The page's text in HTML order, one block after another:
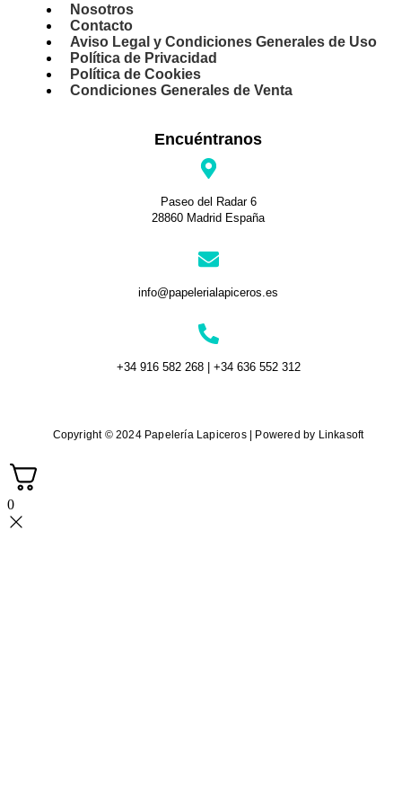
Nosotros
Contacto
Aviso Legal y Condiciones Generales de Uso
Política de Privacidad
Política de Cookies
Condiciones Generales de Venta
Encuéntranos
Paseo del Radar 6
28860 Madrid España
info@papelerialapiceros.es
+34 916 582 268 | +34 636 552 312
Copyright © 2024 Papelería Lapiceros | Powered by Linkasoft
0